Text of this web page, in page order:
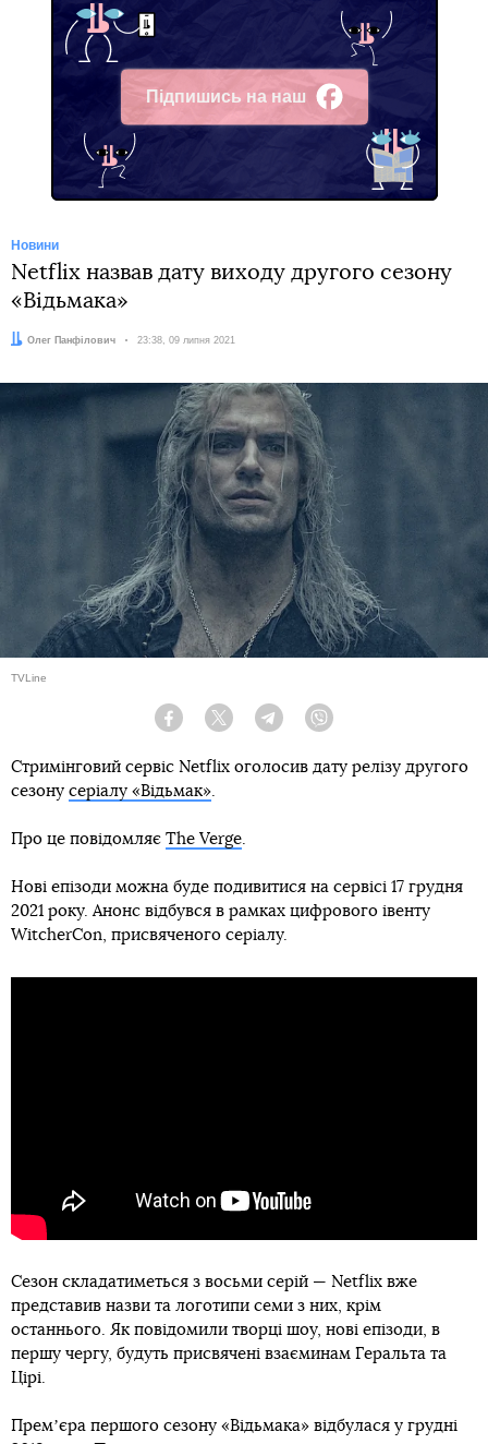
Підпишись на наш
Facebook
Новини
Netflix назвав дату виходу другого сезону
«Відьмака»
Автор:
Олег Панфілович Дата:
23:38, 09 липня 2021
TVLine
Facebook Twitter Telegram
Стримінговий сервіс Netflix оголосив дату релізу другого
сезону серіалу «Відьмак»
Про це повідомляє The Verge
Нові епізоди можна буде подивитися на сервісі 17 грудня
2021 року. Анонс відбувся в рамках цифрового івенту
WitcherCon, присвяченого серіалу.
Сезон складатиметься з восьми серій — Netflix вже
представив назви та логотипи семи з них, крім
останнього. Як повідомили творці шоу, нові епізоди, в
першу чергу, будуть присвячені взаєминам Геральта та
Цірі.
Премʼєра першого сезону «Відьмака» відбулася у грудні